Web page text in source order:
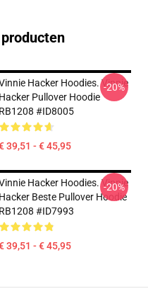
Hacker Hoodies. Vinnie
Hacker Pullover Hoodie
RB1208 #ID8005
39,51 - € 45,95
-20%
Hacker Hoodies. Vinnie
Hacker Beste Pullover Hoodie
RB1208 #ID7993
39,51 - € 45,95
-20%